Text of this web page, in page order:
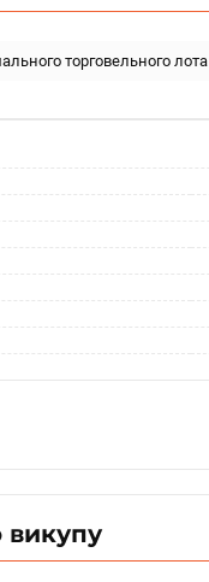
торговельного лота
викупу